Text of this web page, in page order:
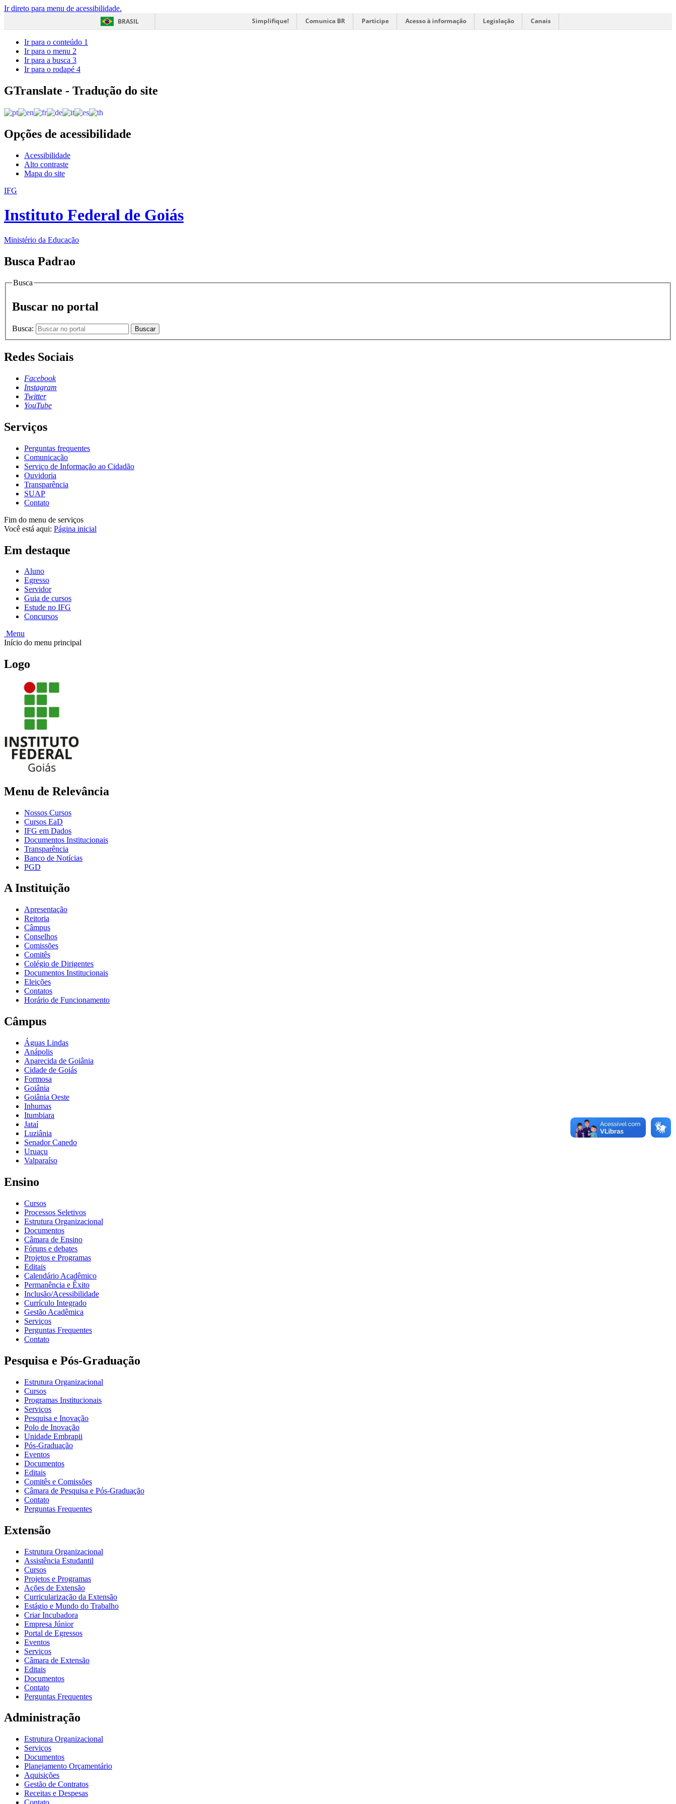
Ir direto para menu de acessibilidade.
BRASIL
Simplifique! Comunica BR Participe Acesso à informação Legislação Canais
Ir para o conteúdo 1
Ir para o menu 2
Ir para a busca 3
Ir para o rodapé 4
GTranslate - Tradução do site
Opções de acessibilidade
Acessibilidade
Alto contraste
Mapa do site
IFG
Instituto Federal de Goiás
Ministério da Educação
Busca Padrao
Busca
Buscar no portal
Busca: Buscar
Redes Sociais
Facebook
Instagram
Twitter
YouTube
Serviços
Perguntas frequentes
Comunicação
Serviço de Informação ao Cidadão
Ouvidoria
Transparência
SUAP
Contato
Fim do menu de serviços
Você está aqui: Página inicial
Em destaque
Aluno
Egresso
Servidor
Guia de cursos
Estude no IFG
Concursos
Menu
Início do menu principal
Logo
Menu de Relevância
Nossos Cursos
Cursos EaD
IFG em Dados
Documentos Institucionais
Transparência
Banco de Notícias
PGD
A Instituição
Apresentação
Reitoria
Câmpus
Conselhos
Comissões
Comitês
Colégio de Dirigentes
Documentos Institucionais
Eleições
Contatos
Horário de Funcionamento
Câmpus
Águas Lindas
Anápolis
Aparecida de Goiânia
Cidade de Goiás
Formosa
Goiânia
Goiânia Oeste
Inhumas
Itumbiara
Jataí
Luziânia
Senador Canedo
Uruaçu
Valparaíso
Ensino
Cursos
Processos Seletivos
Estrutura Organizacional
Documentos
Câmara de Ensino
Fóruns e debates
Projetos e Programas
Editais
Calendário Acadêmico
Permanência e Êxito
Inclusão/Acessibilidade
Currículo Integrado
Gestão Acadêmica
Serviços
Perguntas Frequentes
Contato
Pesquisa e Pós-Graduação
Estrutura Organizacional
Cursos
Programas Institucionais
Serviços
Pesquisa e Inovação
Polo de Inovação
Unidade Embrapii
Pós-Graduação
Eventos
Documentos
Editais
Comitês e Comissões
Câmara de Pesquisa e Pós-Graduação
Contato
Perguntas Frequentes
Extensão
Estrutura Organizacional
Assistência Estudantil
Cursos
Projetos e Programas
Ações de Extensão
Curricularização da Extensão
Estágio e Mundo do Trabalho
Criar Incubadora
Empresa Júnior
Portal de Egressos
Eventos
Serviços
Câmara de Extensão
Editais
Documentos
Contato
Perguntas Frequentes
Administração
Estrutura Organizacional
Serviços
Documentos
Planejamento Orçamentário
Aquisições
Gestão de Contratos
Receitas e Despesas